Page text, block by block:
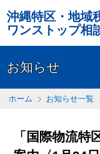
沖縄特区・地域
ワンストップ相
お知らせ
ホーム お知らせ一覧
「国際物流